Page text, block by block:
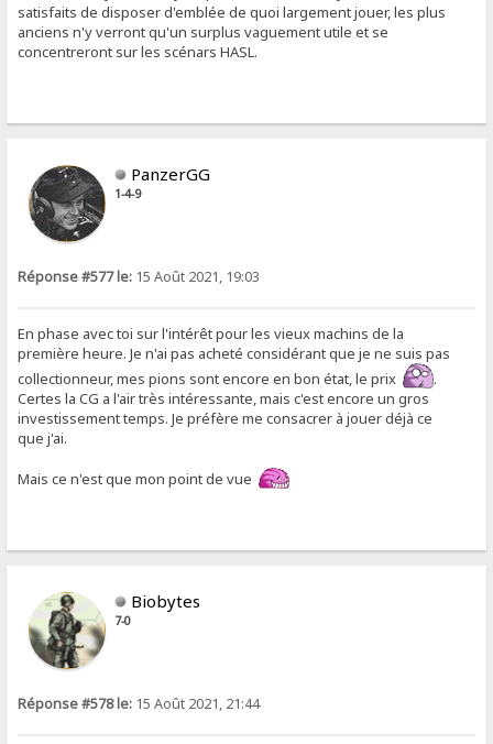
satisfaits de disposer d'emblée de quoi largement jouer, les plus
anciens n'y verront qu'un surplus vaguement utile et se
concentreront sur les scénars HASL.
PanzerGG
1-4-9
Réponse #577 le: 15 Août 2021, 19:03
En phase avec toi sur l'intérêt pour les vieux machins de la
première heure. Je n'ai pas acheté considérant que je ne suis pas
collectionneur, mes pions sont encore en bon état, le prix
.
Certes la CG a l'air très intéressante, mais c'est encore un gros
investissement temps. Je préfère me consacrer à jouer déjà ce
que j'ai.
Mais ce n'est que mon point de vue
Biobytes
7-0
Réponse #578 le: 15 Août 2021, 21:44